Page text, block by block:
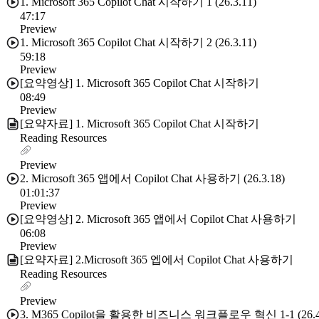
47:17
Preview
1. Microsoft 365 Copilot Chat 시작하기 2 (26.3.11)
59:18
Preview
[요약영상] 1. Microsoft 365 Copilot Chat 시작하기
08:49
Preview
[요약자료] 1. Microsoft 365 Copilot Chat 시작하기
Reading Resources
Preview
2. Microsoft 365 앱에서 Copilot Chat 사용하기 (26.3.18)
01:01:37
Preview
[요약영상] 2. Microsoft 365 앱에서 Copilot Chat 사용하기
06:08
Preview
[요약자료] 2.Microsoft 365 엡에서 Copilot Chat 사용하기
Reading Resources
Preview
3. M365 Copilot을 활용한 비즈니스 워크플로우 혁신 1-1